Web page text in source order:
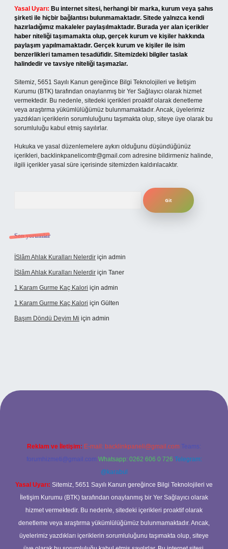
Yasal Uyarı: Bu internet sitesi, herhangi bir marka, kurum veya şahıs
şirketi ile hiçbir bağlantısı bulunmamaktadır. Sitede yalnızca kendi
hazırladığımız makaleler paylaşılmaktadır. Burada yer alan içerikler
haber niteliği taşımamakta olup, gerçek kurum ve kişiler hakkında
paylaşım yapılmamaktadır. Gerçek kurum ve kişiler ile isim
benzerlikleri tamamen tesadüfidir. Sitemizdeki bilgiler taslak
halindedir ve tavsiye niteliği taşımazlar.
Sitemiz, 5651 Sayılı Kanun gereğince Bilgi Teknolojileri ve İletişim
Kurumu (BTK) tarafından onaylanmış bir Yer Sağlayıcı olarak hizmet
vermektedir. Bu nedenle, sitedeki içerikleri proaktif olarak denetleme
veya araştırma yükümlülüğümüz bulunmamaktadır. Ancak, üyelerimiz
yazdıkları içeriklerin sorumluluğunu taşımakta olup, siteye üye olarak bu
sorumluluğu kabul etmiş sayılırlar.
Hukuka ve yasal düzenlemelere aykırı olduğunu düşündüğünüz
içerikleri, backlinkpanelicomtr@gmail.com adresine bildirmeniz halinde,
ilgili içerikler yasal süre içerisinde sitemizden kaldırılacaktır.
Son yorumlar
İSlâm Ahlak Kuralları Nelerdir için admin
İSlâm Ahlak Kuralları Nelerdir için Taner
1 Karam Gurme Kaç Kalori için admin
1 Karam Gurme Kaç Kalori için Gülten
Başım Döndü Deyim Mi için admin
Reklam ve İletişim: E-mail: backlinkpaneli@gmail.com Teams:
forumhizmeti@gmail.com Whatsapp: 0262 606 0 726 Telegram:
@karabul
Yasal Uyarı: Sitemiz, 5651 Sayılı Kanun gereğince Bilgi Teknolojileri ve
İletişim Kurumu (BTK) tarafından onaylanmış bir Yer Sağlayıcı olarak
hizmet vermektedir. Bu nedenle, sitedeki içerikleri proaktif olarak
denetleme veya araştırma yükümlülüğümüz bulunmamaktadır. Ancak,
üyelerimiz yazdıkları içeriklerin sorumluluğunu taşımakta olup, siteye